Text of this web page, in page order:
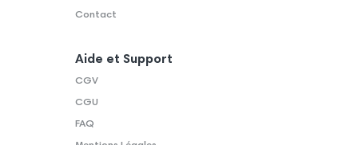
Contact
Aide et Support
CGV
CGU
FAQ